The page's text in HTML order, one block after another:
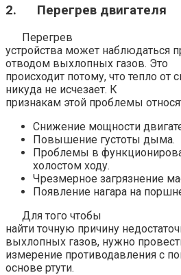
2. Перегрев двигателя
Перегрев
устройства может наблюдаться
отводом выхлопных газов. Это
происходит потому, что тепло от
никуда не исчезает. К
признакам этой проблемы
Снижение мощности
Повышение густоты дыма.
Проблемы в
холостом ходу.
Чрезмерное загрязнение
Появление нагара на
Для того чтобы
найти точную причину
выхлопных газов, нужно
измерение противодавления с
основе ртути.